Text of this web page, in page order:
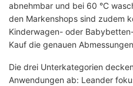
abnehmbar und bei 60 °C
den Markenshops sind zudem
Kinderwagen- oder
Kauf die genauen
Die drei Unterkategorien
Anwendungen ab: Leander